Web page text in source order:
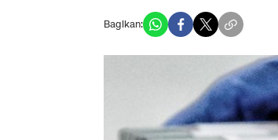
Bagikan: